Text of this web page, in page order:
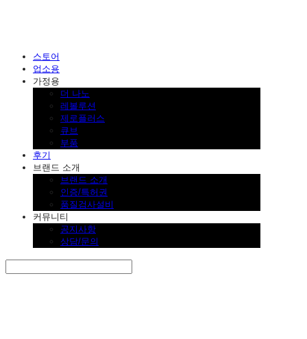
스토어
업소용
가정용
더 나노
레볼루션
제로플러스
큐브
부품
후기
브랜드 소개
브랜드 소개
인증/특허권
품질검사설비
커뮤니티
공지사항
상담/문의